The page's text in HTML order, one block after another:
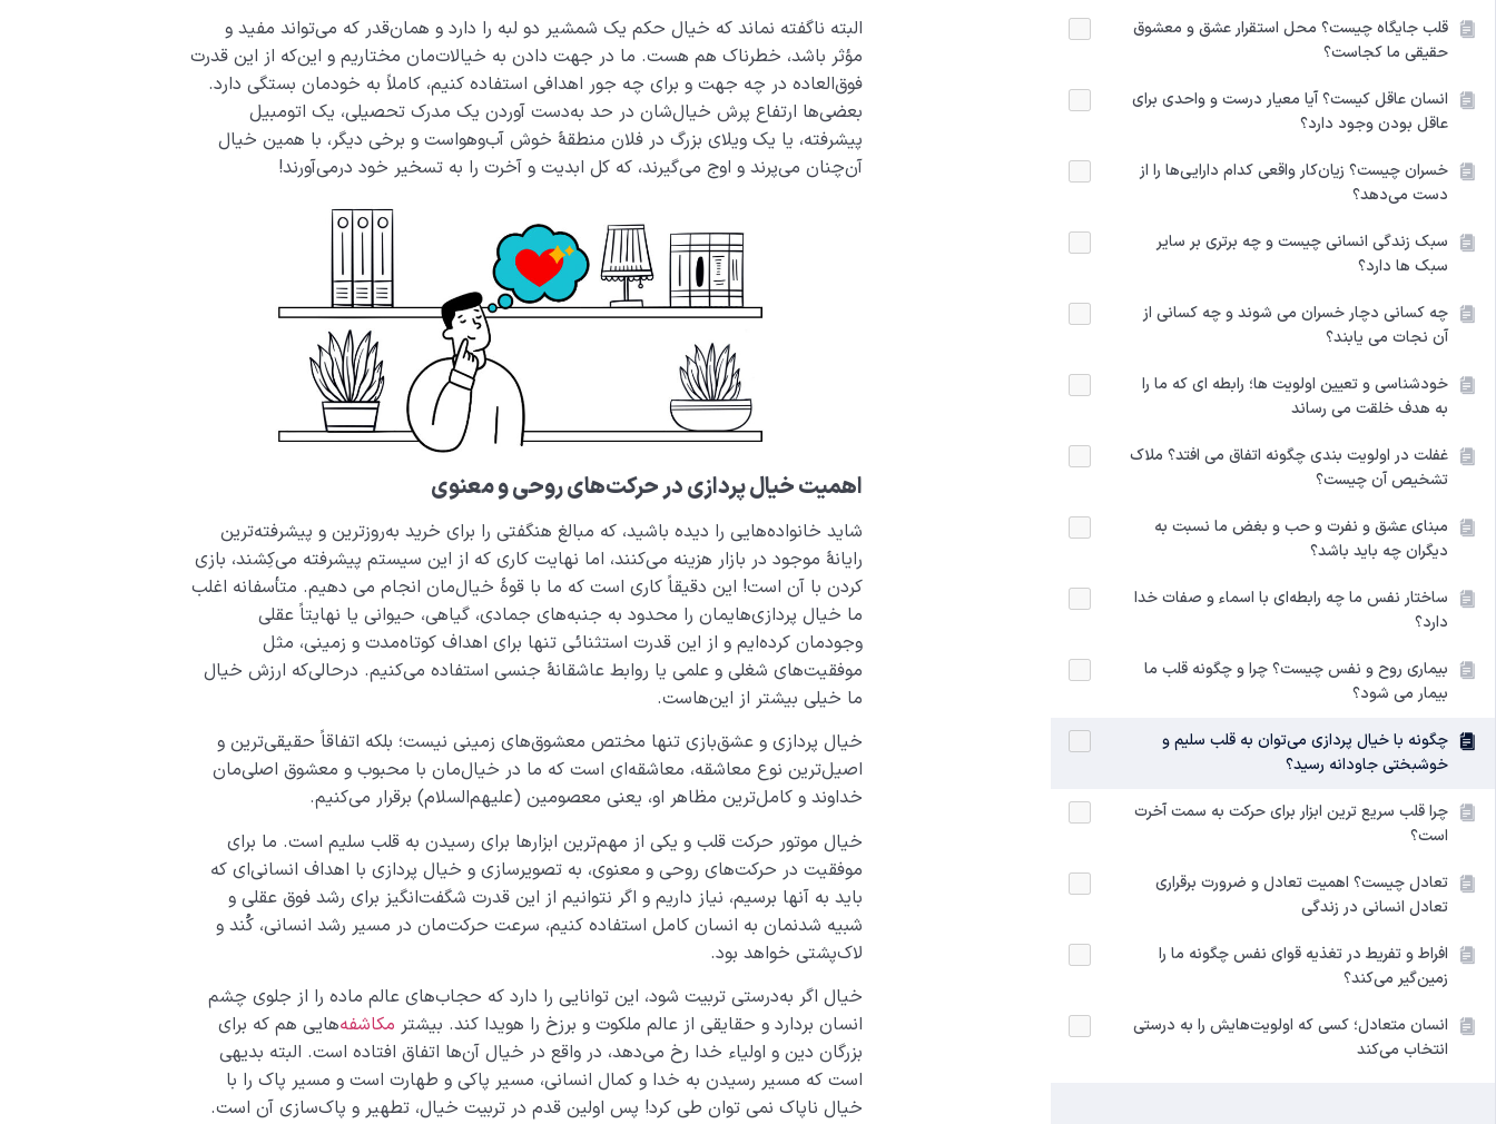
قلب جایگاه چیست؟ محل استقرار عشق و معشوق
حقیقی ما کجاست؟
انسان عاقل کیست؟ آیا معیار درست و واحدی برای
عاقل بودن وجود دارد؟
خسران چیست؟ زیان‌کار واقعی کدام دارایی‌ها را از
دست می‌دهد؟
سبک زندگی انسانی چیست و چه برتری بر سایر
سبک ها دارد؟
چه کسانی دچار خسران می‌ شوند و چه کسانی از
آن نجات می‌ یابند؟
خودشناسی و تعیین اولویت ها؛ رابطه ای که ما را
به هدف خلقت می رساند
غفلت در اولویت بندی چگونه اتفاق می افتد؟ ملاک
تشخیص آن چیست؟
مبنای عشق و نفرت و حب و بغض‌ ما نسبت به
دیگران چه باید باشد؟
ساختار نفس ما چه رابطه‌ای با اسماء و صفات خدا
دارد؟
بیماری روح و نفس چیست؟ چرا و چگونه قلب ما
بیمار می شود؟
چگونه با خیال پردازی می‌توان به قلب سلیم و
خوشبختی جاودانه رسید؟
چرا قلب سریع ترین ابزار برای حرکت به سمت آخرت
است؟
تعادل چیست؟ اهمیت تعادل و ضرورت برقراری
تعادل انسانی در زندگی
افراط و تفریط در تغذیه قوای نفس چگونه ما را
زمین‌گیر می‌کند؟
انسان متعادل‌؛ کسی که اولویت‌هایش را به درستی
انتخاب می‌کند
البته ناگفته نماند که خیال حکم یک شمشیر دو لبه را دارد و همان‌قدر که می‌تواند مفید و
مؤثر باشد، خطرناک هم هست. ما در جهت دادن به خیالات‌مان مختاریم و این‌که از این قدرت
فوق‌العاده در چه جهت و برای چه جور اهدافی استفاده کنیم، کاملاً به خودمان بستگی دارد.
بعضی‌ها ارتفاع پرش‌ خیال‌شان در حد به‌دست آوردن یک مدرک تحصیلی، یک اتومبیل
پیشرفته، یا یک ویلای بزرگ در فلان منطقۀ خوش آب‌وهواست و برخی دیگر، با همین خیال
آن‌چنان می‌پرند و اوج می‌گیرند، که کل ابدیت و آخرت را به تسخیر خود درمی‌آورند!
اهمیت خیال پردازی در حرکت‌های روحی و معنوی
شاید خانواده‌هایی را دیده باشید، که مبالغ هنگفتی را برای خرید به‌روزترین و پیشرفته‌ترین
رایانۀ موجود در بازار هزینه می‌کنند، اما نهایت کاری که از این سیستم پیشرفته می‌کِشند، بازی
کردن با آن است! این دقیقاً کاری است که ما با قوۀ خیال‌مان انجام می دهیم. متأسفانه اغلب
ما خیال پردازی‌هایمان را محدود به جنبه‌های جمادی، گیاهی، حیوانی یا نهایتاً عقلی
وجودمان کرده‌ایم و از این قدرت استثنائی تنها برای اهداف کوتاه‌مدت و زمینی، مثل
موفقیت‌های شغلی و علمی یا روابط عاشقانۀ جنسی استفاده می‌کنیم. درحالی‌که ارزش خیال
ما خیلی بیشتر از این‌هاست.
خیال پردازی و عشق‌بازی تنها مختص معشوق‌های زمینی نیست؛ بلکه اتفاقاً حقیقی‌ترین و
اصیل‌ترین نوع معاشقه، معاشقه‌ای است که ما در خیال‌مان با محبوب و معشوق اصلی‌مان
خداوند و کامل‌ترین مظاهر او، یعنی معصومین (علیهم‌السلام) برقرار می‌کنیم.
خیال موتور حرکت قلب و یکی از مهم‌ترین ابزارها برای رسیدن به قلب سلیم است. ما برای
موفقیت در حرکت‌های روحی و معنوی، به تصویرسازی و خیال پردازی با اهداف انسانی‌ای که
باید به آنها برسیم، نیاز داریم و اگر نتوانیم از این قدرت شگفت‌انگیز برای رشد فوق عقلی و
شبیه شدنمان به انسان کامل استفاده کنیم، سرعت حرکت‌مان در مسیر رشد انسانی، کُند و
لاک‌پشتی خواهد بود.
خیال اگر به‌درستی تربیت شود، این توانایی را دارد که حجاب‌های عالم ماده را از جلوی چشم
انسان بردارد و حقایقی از عالم ملکوت و برزخ را هویدا کند. بیشتر مکاشفه‌هایی هم که برای
بزرگان دین و اولیاء خدا رخ می‌دهد، در واقع در خیال آن‌ها اتفاق افتاده است. البته بدیهی
است که مسیر رسیدن به خدا و کمال انسانی، مسیر پاکی و طهارت است و مسیر پاک را با
خیال ناپاک نمی توان طی کرد! پس اولین قدم در تربیت خیال، تطهیر و پاک‌سازی آن است.